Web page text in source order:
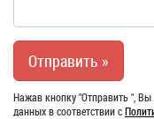
Нажав кнопку "Отправить ", Вы
данных в соответствии с